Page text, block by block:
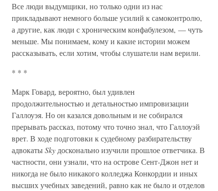
Все люди выдумщики, но только одни из нас
прикладывают немного больше усилий к самоконтролю,
а другие, как люди с хроническим конфабулезом, — чуть
меньше. Мы понимаем, кому и какие истории можем
рассказывать, если хотим, чтобы слушатели нам верили.
* * *
Марк Говард, вероятно, был удивлен
продолжительностью и детальностью импровизации
Галлоуэя. Но он казался довольным и не собирался
прерывать рассказ, потому что точно знал, что Галлоуэй
врет. В ходе подготовки к судебному разбирательству
адвокатыSky досконально изучили прошлое ответчика. В
частности, они узнали, что на острове Сент-Джон нет и
никогда не было никакого колледжа Конкордии и иных
высших учебных заведений, равно как не было и отделов